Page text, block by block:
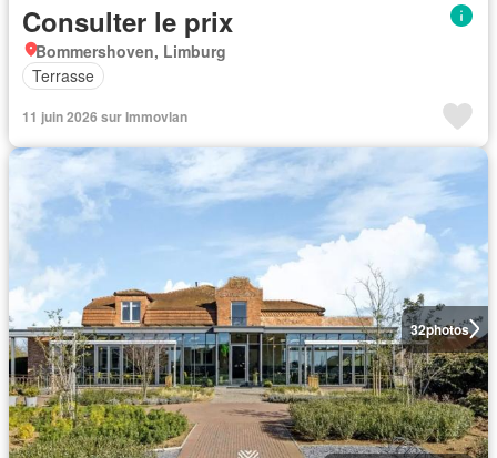
Consulter le prix
Bommershoven, Limburg
Terrasse
11 juin 2026 sur Immovlan
32photos